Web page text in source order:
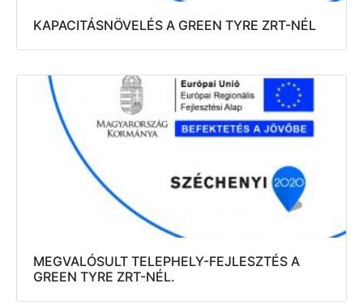
KAPACITÁSNÖVELÉS A GREEN TYRE ZRT-NÉL
MEGVALÓSULT TELEPHELY-FEJLESZTÉS A
GREEN TYRE ZRT-NÉL.